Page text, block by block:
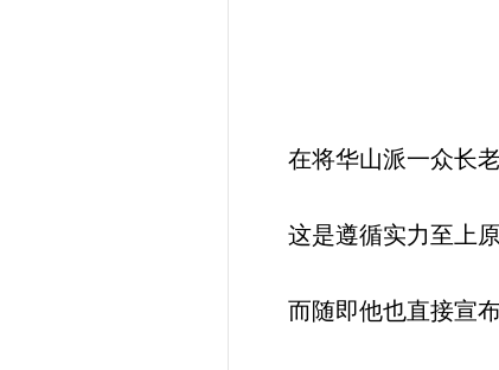
在将华山派一众长老
这是遵循实力至上原
而随即他也直接宣布